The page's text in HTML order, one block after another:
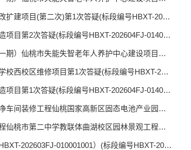
【仙桃市中心】仙桃市第十中学改扩建项目仙桃市第十中学改扩建项目(第二次)第1次答疑(标段编号HBXT-202603FJ-010001002)
【仙桃市中心】仙桃中学老校区改造项目仙桃中学老校区改造项目第2次答疑(标段编号HBXT-202604FJ-014001001)
【仙桃市中心】仙桃市失能失智老年人养护中心建设项目（一期）仙桃市失能失智老年人养护中心建设项目（一期）第1次答疑(标段编号HBXT-202603FJ-008001001)
【仙桃市中心】仙桃市沔州学校西校区维修项目仙桃市沔州学校西校区维修项目第1次答疑(标段编号HBXT-202604FJ-013001001)
【仙桃市中心】仙桃中学老校区改造项目仙桃中学老校区改造项目第1次答疑(标段编号HBXT-202604FJ-014001001)
【仙桃市中心】仙桃国家高新区固态电池产业园（一期）洁净车间装修工程仙桃国家高新区固态电池产业园（一期）洁净车间装修工程第1次答疑(标段编号HBXT-202603FJ-011001001)
【仙桃市中心】仙桃市第二中学教联体曲湖校区园林景观工程仙桃市第二中学教联体曲湖校区园林景观工程第1次答疑(标段编号HBXT-202604FJ-015001001)
【仙桃市中心】仙桃市第十中学改扩建项目标段异常公告（HBXT-202603FJ-010001001）(标段编号HBXT-202603FJ-010001001)